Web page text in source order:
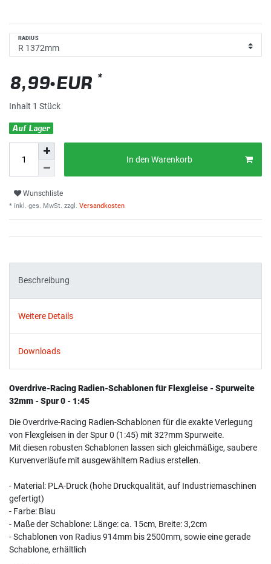
RADIUS
8,99 EUR *
Inhalt 1 Stück
Auf Lager
In den Warenkorb
Wunschliste
* inkl. ges. MwSt. zzgl. Versandkosten
Beschreibung
Weitere Details
Downloads
Overdrive-Racing Radien-Schablonen für Flexgleise - Spurweite
32mm - Spur 0 - 1:45
Die Overdrive-Racing Radien-Schablonen für die exakte Verlegung
von Flexgleisen in der Spur 0 (1:45) mit 32?mm Spurweite.
Mit diesen robusten Schablonen lassen sich gleichmäßige, saubere
Kurvenverläufe mit ausgewähltem Radius erstellen.
- Material: PLA-Druck (hohe Druckqualität, auf Industriemaschinen
gefertigt)
- Farbe: Blau
- Maße der Schablone: Länge: ca. 15cm, Breite: 3,2cm
- Schablonen von Radius 914mm bis 2500mm, sowie eine gerade
Schablone, erhältlich